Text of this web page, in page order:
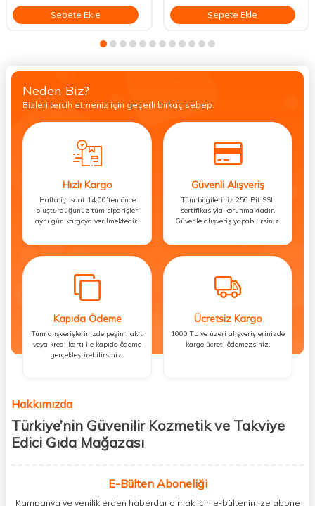
Sepete Ekle Sepete Ekle
Neden Biz?
Bizleri tercih etmeniz için geçerli birkaç sebep.
Hızlı Kargo
Hafta içi saat 14:00’ten önce
oluşturduğunuz tüm siparişler
aynı gün kargoya verilmektedir.
Güvenli Alışveriş
Tüm bilgileriniz 256 Bit SSL
sertifikasıyla korunmaktadır.
Güvenle alışveriş yapabilirsiniz.
Kapıda Ödeme
Tüm alışverişlerinizde peşin nakit
veya kredi kartı ile kapıda ödeme
gerçekleştirebilirsiniz.
Ücretsiz Kargo
1000 TL ve üzeri alışverişlerinizde
kargo ücreti ödemezsiniz.
Hakkımızda
Türkiye’nin Güvenilir Kozmetik ve Takviye
Edici Gıda Mağazası
kişisel bakım hem de takviye edici gıda ürünlerini sizlerle
buluşturuyoruz. Artık mağaza mağaza dolaşmanıza gerek yok;
E-Bülten Aboneliği
Kampanya ve yeniliklerden haberdar olmak için e-bültenimize abone